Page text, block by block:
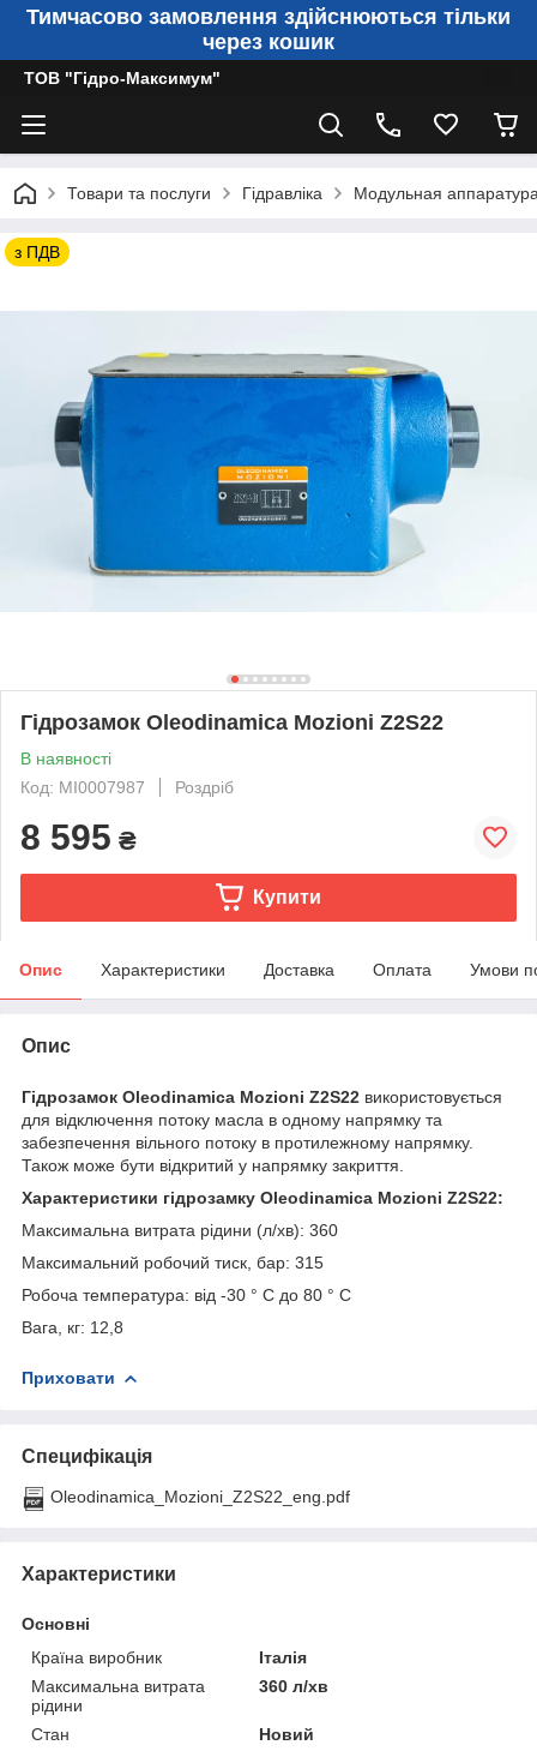
Тимчасово замовлення здійснюються тільки
через кошик
ТОВ "Гідро-Максимум"
Товари та послуги Гідравліка Модульная
з ПДВ
Гідрозамок Oleodinamica Mozioni Z2S22
В наявності
Код: MI0007987
Роздріб
8 595 ₴
Купити
Опис Характеристики Доставка Оплата Умови
Опис
Гідрозамок Oleodinamica Mozioni Z2S22 використовується
для відключення потоку масла в одному напрямку та
забезпечення вільного потоку в протилежному напрямку.
Також може бути відкритий у напрямку закриття.
Характеристики гідрозамку Oleodinamica Mozioni Z2S22:
Максимальна витрата рідини (л/хв): 360
Максимальний робочий тиск, бар: 315
Робоча температура: від -30 ° С до 80 ° С
Вага, кг: 12,8
Приховати
Специфікація
Oleodinamica_Mozioni_Z2S22_eng.pdf
Характеристики
Основні
Країна виробник
Італія
Максимальна витрата
рідини
360 л/хв
Стан
Новий